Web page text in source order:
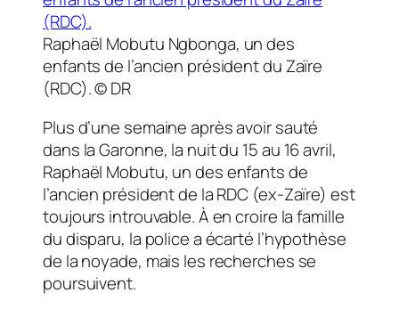
Raphaël Mobutu Ngbonga, un des
enfants de l’ancien président du Zaïre
(RDC).© DR
Plus d’une semaine après avoir sauté
dans la Garonne, la nuit du 15 au 16 avril,
Raphaël Mobutu, un des enfants de
l’ancien président de la RDC (ex-Zaïre) est
toujours introuvable. À en croire la famille
du disparu, la police a écarté l’hypothèse
de la noyade, mais les recherches se
poursuivent.